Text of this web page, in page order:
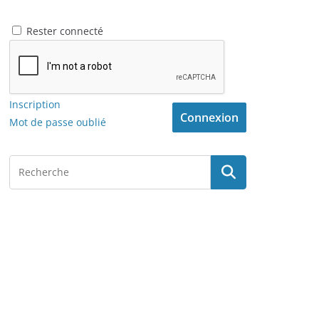
Rester connecté
Connexion
Inscription
Mot de passe oublié